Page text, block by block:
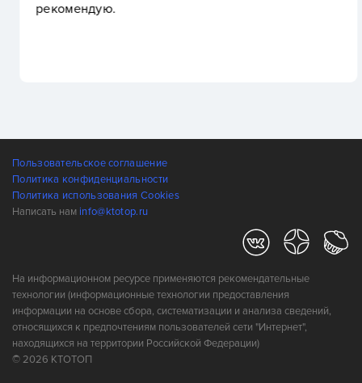
рекомендую.
Пользовательское соглашение
Политика конфиденциальности
Политика использования Cookies
Написать нам info@ktotop.ru
На информационном ресурсе применяются рекомендательные
технологии (информационные технологии предоставления
информации на основе сбора, систематизации и анализа сведений,
относящихся к предпочтениям пользователей сети "Интернет",
находящихся на территории Российской Федерации)
© 2026 КТОТОП